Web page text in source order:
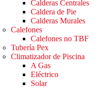
Calderas Centrales
Caldera de Pie
Calderas Murales
Calefones
Calefones no TBF
Tubería Pex
Climatizador de Piscina
A Gas
Eléctrico
Solar